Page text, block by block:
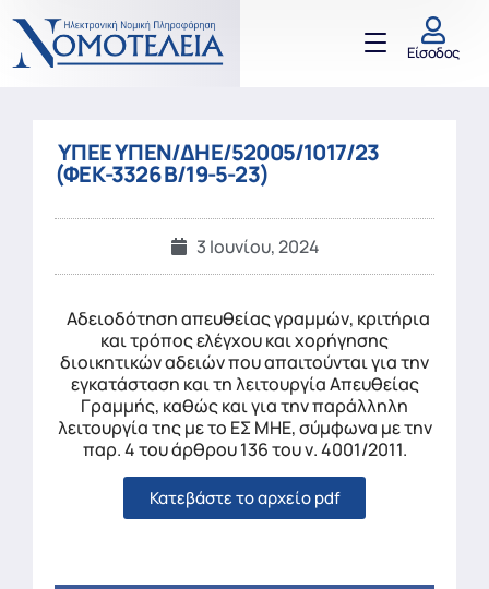
Είσοδος
ΥΠΕΕ ΥΠΕΝ/ΔΗΕ/52005/1017/23
(ΦΕΚ-3326 Β/19-5-23)
3 Ιουνίου, 2024
Αδειοδότηση απευθείας γραμμών, κριτήρια
και τρόπος ελέγχου και χορήγησης
διοικητικών αδειών που απαιτούνται για την
εγκατάσταση και τη λειτουργία Απευθείας
Γραμμής, καθώς και για την παράλληλη
λειτουργία της με το ΕΣ ΜΗΕ, σύμφωνα με την
παρ. 4 του άρθρου 136 του ν. 4001/2011.
Κατεβάστε το αρχείο pdf